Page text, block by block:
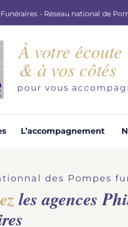
- Réseau national de
À votre écoute
& à vos côtés
pour vous
L’accompagnement
devis pour l'organisation
équipe s'engage à vous
les meilleurs délais.
des Pompes
les agences